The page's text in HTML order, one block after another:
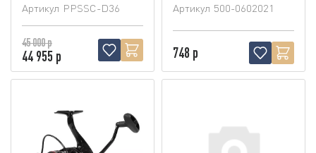
Артикул PPSSC-D36
45 000 р
44 955 р
Артикул 500-0602021
748 р